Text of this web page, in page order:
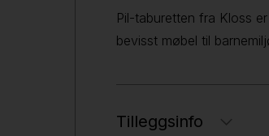
Pil-taburetten fra Kloss
bevisst møbel til
Tilleggsinfo